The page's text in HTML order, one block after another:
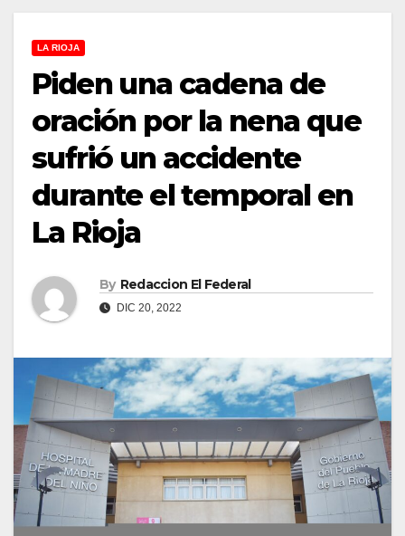
LA RIOJA
Piden una cadena de
oración por la nena que
sufrió un accidente
durante el temporal en
La Rioja
By Redaccion El Federal
DIC 20, 2022